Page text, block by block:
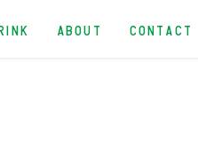
ABOUT CONTACT